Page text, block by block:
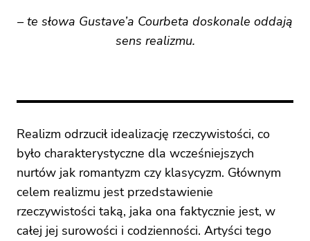
– te słowa Gustave’a Courbeta doskonale oddają
sens realizmu.
Realizm odrzucił idealizację rzeczywistości, co
było charakterystyczne dla wcześniejszych
nurtów jak romantyzm czy klasycyzm. Głównym
celem realizmu jest przedstawienie
rzeczywistości taką, jaka ona faktycznie jest, w
całej jej surowości i codzienności. Artyści tego